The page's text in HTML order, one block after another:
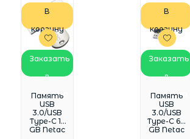
В
корзину
Заказать
в
WhatsApp
Память
USB
3.0/USB
Type-C 16
GB Netac
В
корзину
Заказать
в
WhatsApp
Память
USB
3.0/USB
Type-C 64
GB Netac